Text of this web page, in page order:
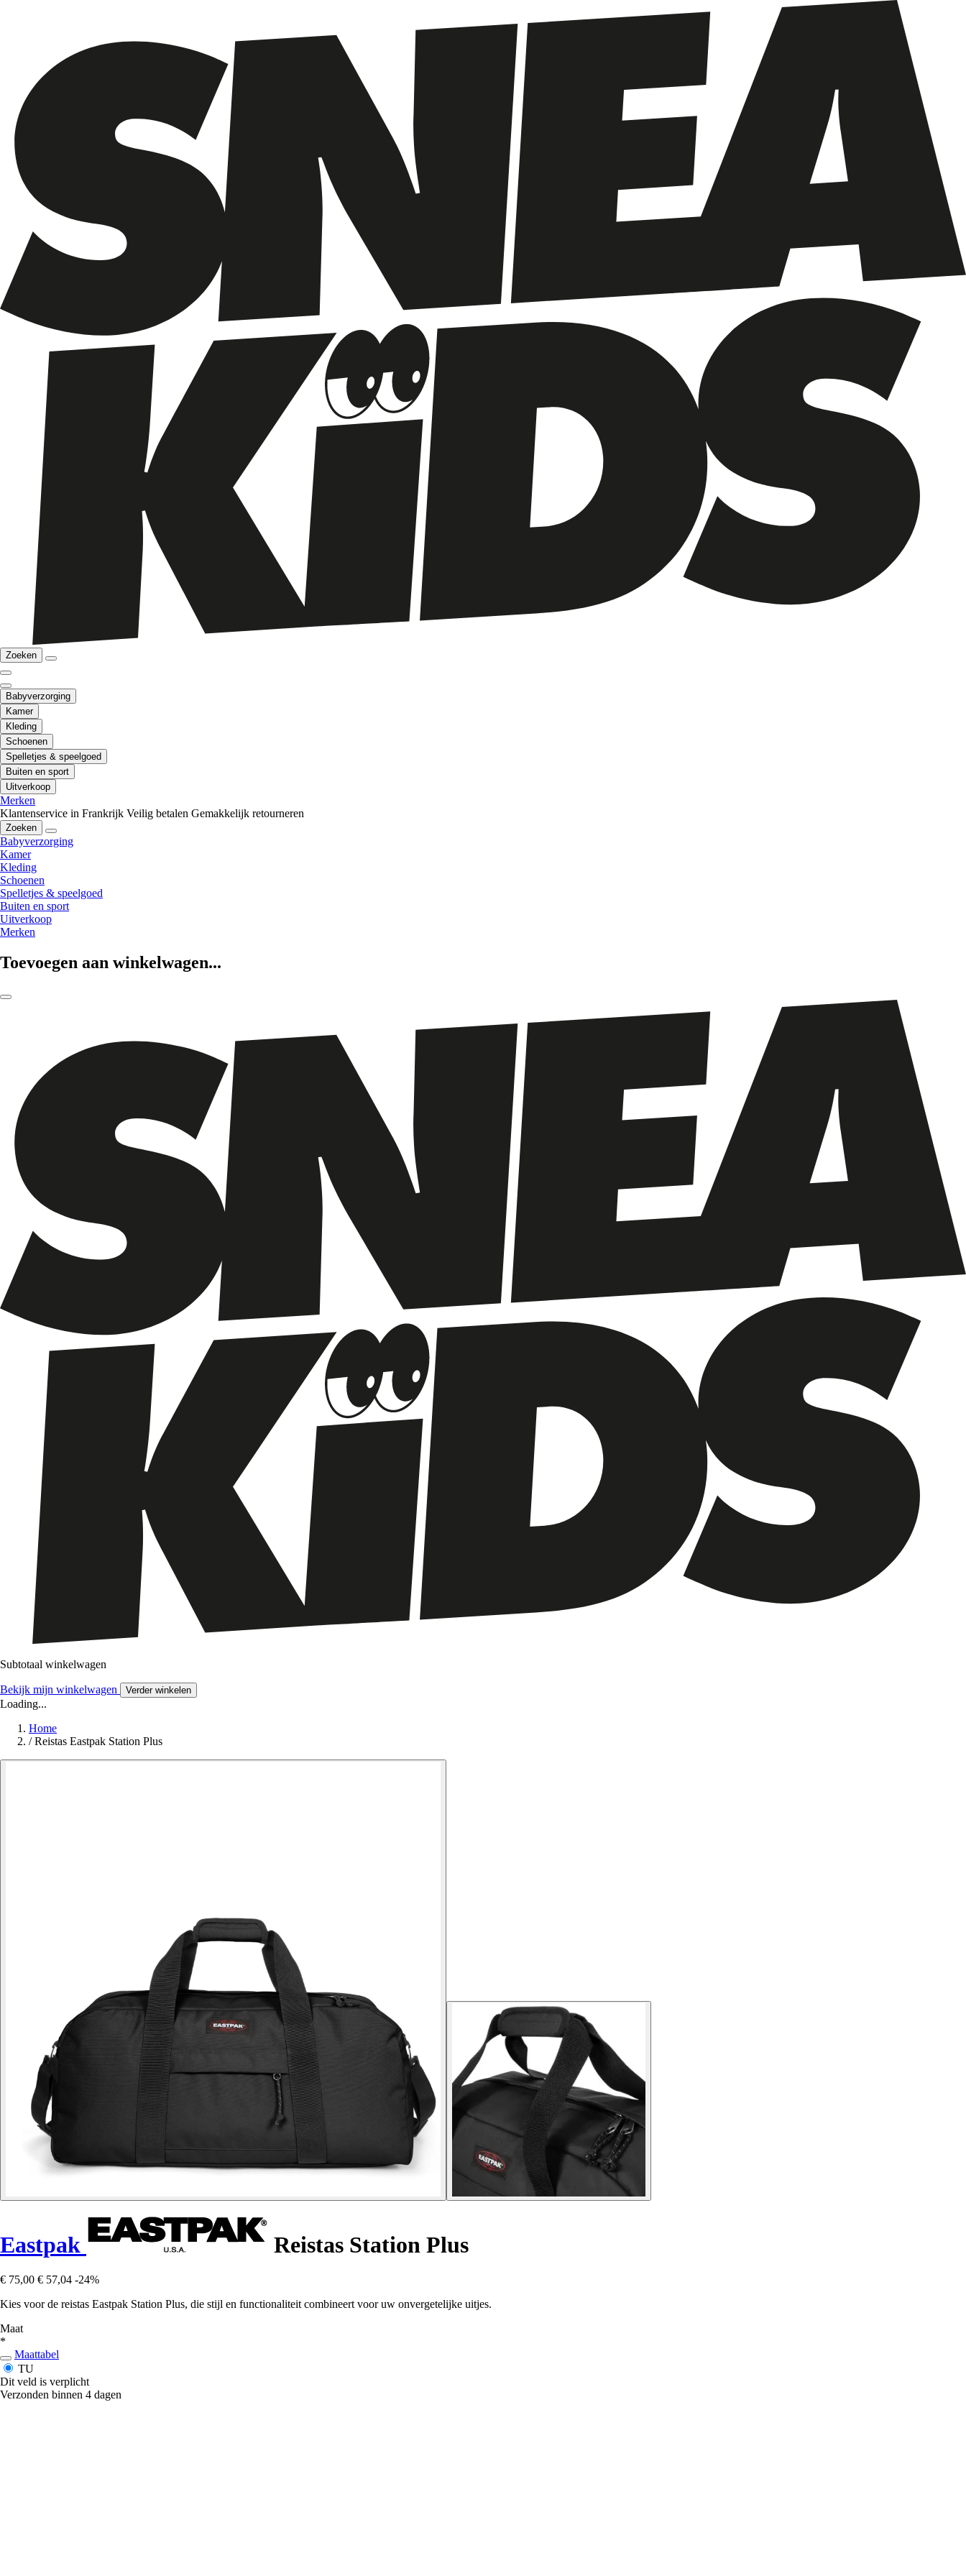
Zoeken
Babyverzorging
Kamer
Kleding
Schoenen
Spelletjes & speelgoed
Buiten en sport
Uitverkoop
Merken
Klantenservice in Frankrijk Veilig betalen Gemakkelijk retourneren
Zoeken
Babyverzorging
Kamer
Kleding
Schoenen
Spelletjes & speelgoed
Buiten en sport
Uitverkoop
Merken
Toevoegen aan winkelwagen...
Subtotaal winkelwagen
Bekijk mijn winkelwagen Verder winkelen
Loading...
Home
/ Reistas Eastpak Station Plus
Eastpak Reistas Station Plus
€ 75,00 € 57,04 -24%
Kies voor de reistas Eastpak Station Plus, die stijl en functionaliteit combineert voor uw onvergetelijke uitjes.
Maat
*
Maattabel
TU
Dit veld is verplicht
Verzonden binnen 4 dagen